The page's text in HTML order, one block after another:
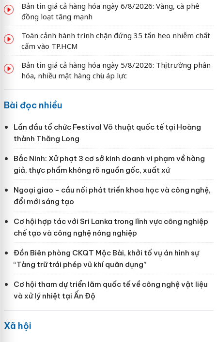
Bản tin giá cả hàng hóa ngày 6/8/2026: Vàng, cà phê
đồng loạt tăng mạnh
Toàn cảnh hành trình chặn đứng 35 tấn heo nhiễm chất
cấm vào TP.HCM
Bản tin giá cả hàng hóa ngày 5/8/2026: Thị trường phân
hóa, nhiều mặt hàng chịu áp lực
Bài đọc nhiều
Lần đầu tổ chức Festival Võ thuật quốc tế tại Hoàng
thành Thăng Long
Bắc Ninh: Xử phạt 3 cơ sở kinh doanh vi phạm về hàng
giả, thực phẩm không rõ nguồn gốc, xuất xứ
Ngoại giao - cầu nối phát triển khoa học và công nghệ,
đổi mới sáng tạo
Cơ hội hợp tác với Sri Lanka trong lĩnh vực công nghiệp
chế tạo và công nghệ nông nghiệp
Đồn Biên phòng CKQT Mộc Bài, khởi tố vụ án hình sự
“Tàng trữ trái phép vũ khí quân dụng”
Cơ hội tham dự triển lãm quốc tế về công nghệ vật liệu
và xử lý nhiệt tại Ấn Độ
Xã hội